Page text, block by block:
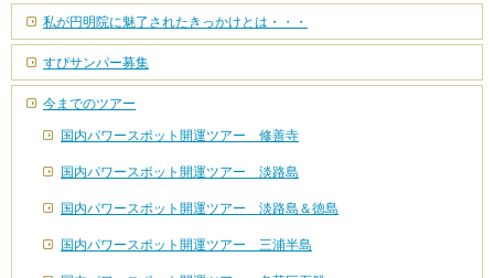
私が円明院に魅了されたきっかけとは・・・
すぴサンパー募集
今までのツアー
国内パワースポット開運ツアー 修善寺
国内パワースポット開運ツアー 淡路島
国内パワースポット開運ツアー 淡路島＆徳島
国内パワースポット開運ツアー 三浦半島